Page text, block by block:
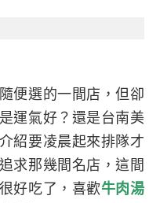
便選的一間店，但卻
運氣好？還是台南美
紹要凌晨起來排隊才
求那幾間名店，這間
好吃了，喜歡牛肉湯